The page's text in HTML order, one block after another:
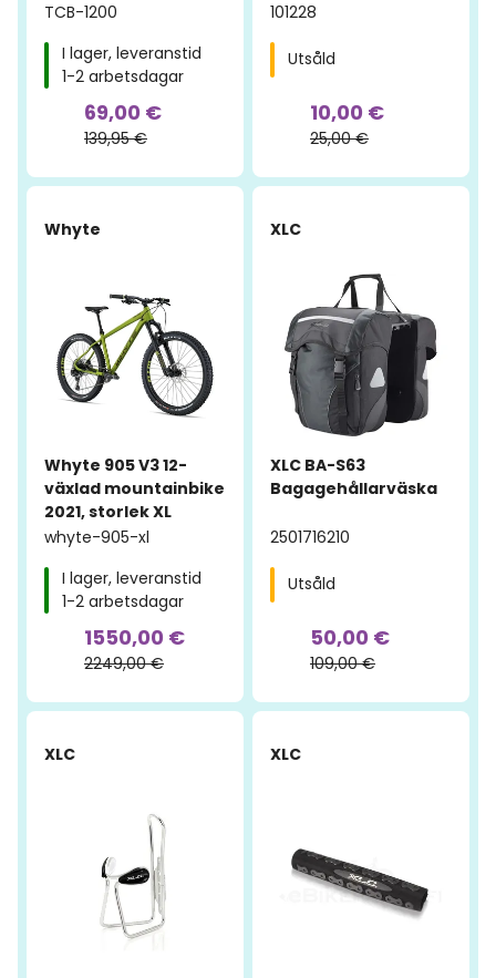
TCB-1200
I lager, leveranstid
1-2 arbetsdagar
69,00 €
139,95 €
101228
Utsåld
10,00 €
25,00 €
Whyte
-31%
Whyte 905 V3 12-
växlad mountainbike
2021, storlek XL
whyte-905-xl
I lager, leveranstid
1-2 arbetsdagar
1550,00 €
2249,00 €
XLC
-54%
XLC BA-S63
Bagagehållarväska
2501716210
Utsåld
50,00 €
109,00 €
XLC
-56%
XLC
-55%